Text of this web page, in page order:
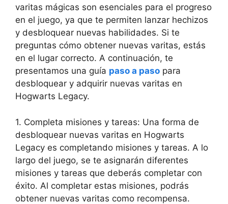
varitas mágicas son esenciales para el progreso
en el juego, ya que te permiten lanzar hechizos
y desbloquear nuevas habilidades. Si te
preguntas cómo obtener nuevas varitas, estás
en el lugar correcto. A continuación, te
presentamos una guía paso a paso para
desbloquear y adquirir nuevas varitas en
Hogwarts Legacy.
1. Completa misiones y tareas: Una forma de
desbloquear nuevas varitas en Hogwarts
Legacy es completando misiones y tareas. A lo
largo del juego, se te asignarán diferentes
misiones y tareas que deberás completar con
éxito. Al completar estas misiones, podrás
obtener nuevas varitas como recompensa.